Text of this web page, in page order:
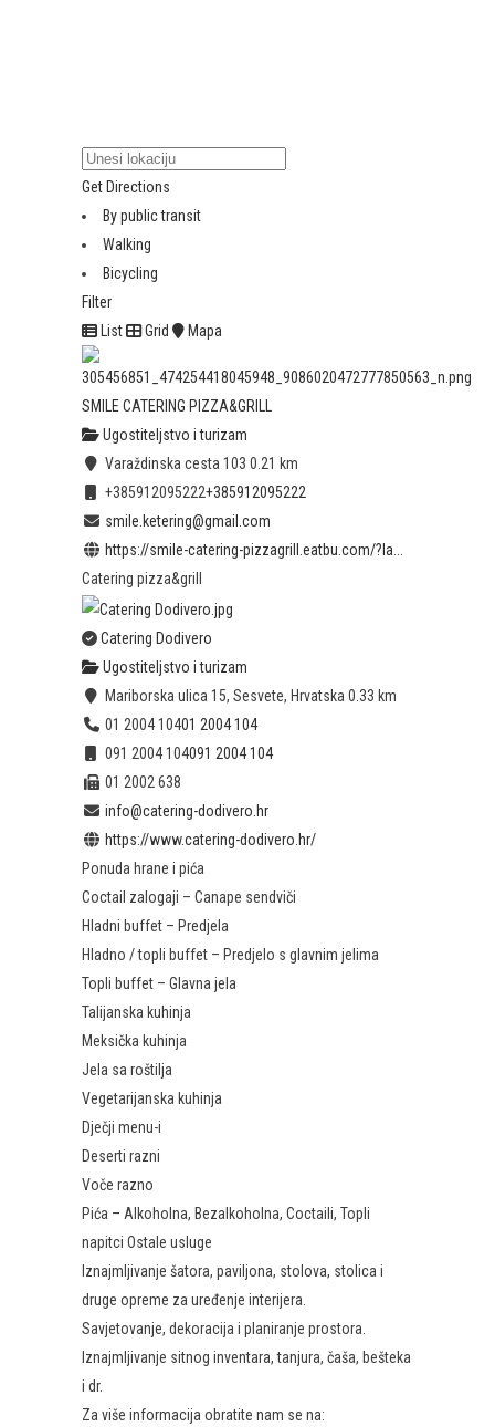
Get Directions
By public transit
Walking
Bicycling
Filter
List
Grid Mapa
SMILE CATERING PIZZA&GRILL
Ugostiteljstvo i turizam
Varaždinska cesta 103 0.21 km
+385912095222+385912095222
smile.ketering@gmail.com
https://smile-catering-pizzagrill.eatbu.com/?la...
Catering pizza&grill
Catering Dodivero
Ugostiteljstvo i turizam
Mariborska ulica 15, Sesvete, Hrvatska 0.33 km
01 2004 10401 2004 104
091 2004 104091 2004 104
01 2002 638
info@catering-dodivero.hr
https://www.catering-dodivero.hr/
Ponuda hrane i pića
Coctail zalogaji – Canape sendviči
Hladni buffet – Predjela
Hladno / topli buffet – Predjelo s glavnim jelima
Topli buffet – Glavna jela
Talijanska kuhinja
Meksička kuhinja
Jela sa roštilja
Vegetarijanska kuhinja
Dječji menu-i
Deserti razni
Voče razno
Pića – Alkoholna, Bezalkoholna, Coctaili, Topli
napitci Ostale usluge
Iznajmljivanje šatora, paviljona, stolova, stolica i
druge opreme za uređenje interijera.
Savjetovanje, dekoracija i planiranje prostora.
Iznajmljivanje sitnog inventara, tanjura, čaša, bešteka
i dr.
Za više informacija obratite nam se na: